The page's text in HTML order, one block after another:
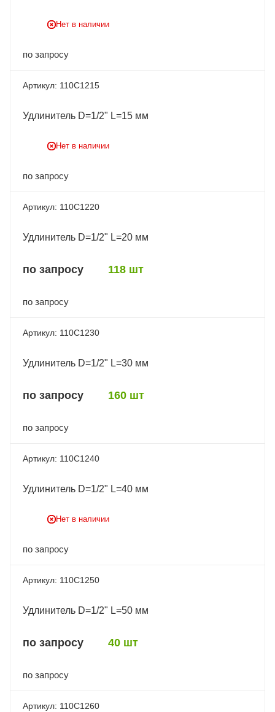
Нет в наличии
по запросу
110C1215
Удлинитель D=1/2" L=15 мм
Нет в наличии
по запросу
110C1220
Удлинитель D=1/2" L=20 мм
по запросу 118 шт
по запросу
110C1230
Удлинитель D=1/2" L=30 мм
по запросу 160 шт
по запросу
110C1240
Удлинитель D=1/2" L=40 мм
Нет в наличии
по запросу
110C1250
Удлинитель D=1/2" L=50 мм
по запросу 40 шт
по запросу
110C1260